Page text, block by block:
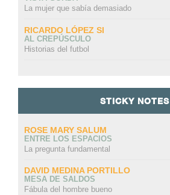
La mujer que sabía demasiado
RICARDO LÓPEZ SI
AL CREPÚSCULO
Historias del futbol
STICKY NOTES
ROSE MARY SALUM
ENTRE LOS ESPACIOS
La pregunta fundamental
DAVID MEDINA PORTILLO
MESA DE SALDOS
Fábula del hombre bueno